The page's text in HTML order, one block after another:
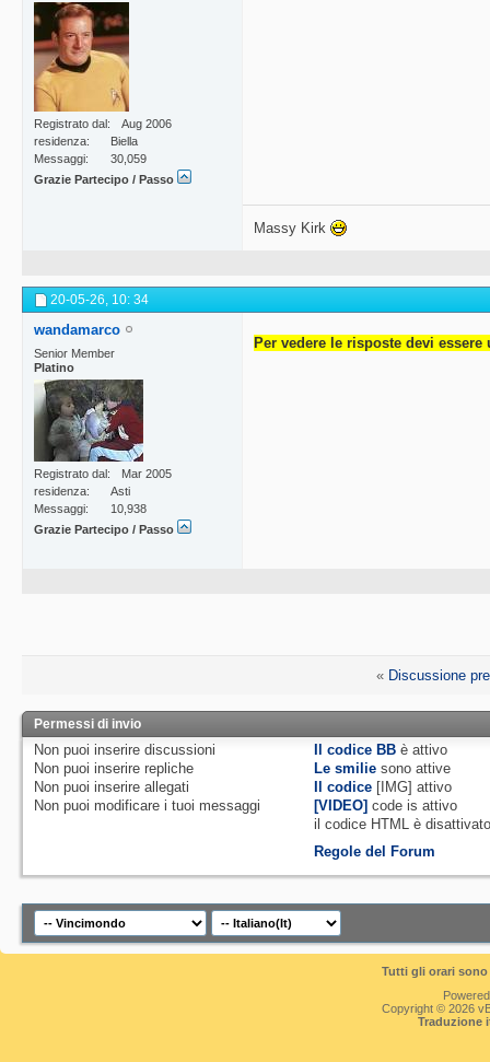
Registrato dal
Aug 2006
residenza
Biella
Messaggi
30,059
Grazie Partecipo / Passo
Massy Kirk
20-05-26, 10: 34
wandamarco
Senior Member
Platino
Registrato dal
Mar 2005
residenza
Asti
Messaggi
10,938
Grazie Partecipo / Passo
Per vedere le risposte devi
« Discussione
Permessi di invio
Non puoi inserire discussioni
Non puoi inserire repliche
Non puoi inserire allegati
Non puoi modificare i tuoi messaggi
Il codice BB èattivo
Le smilie sono attive
Il codice [IMG]attivo
[VIDEO] code isattivo
il codice HTML è
Regole del Forum
Tutti gli orari
Copyright © 2026
Traduzione